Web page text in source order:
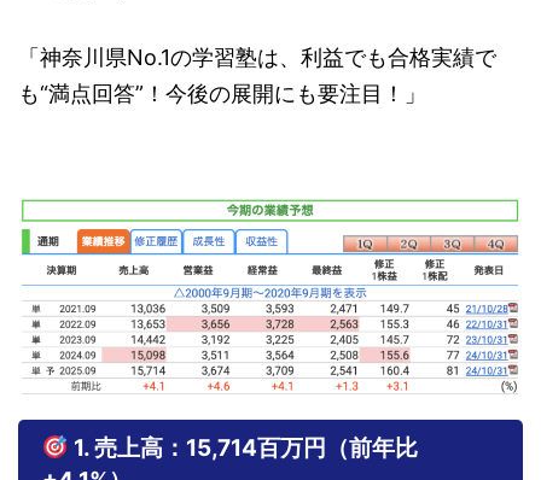
「神奈川県No.1の学習塾は、利益でも合格実績で
も“満点回答”！今後の展開にも要注目！」
1. 売上高：15,714百万円（前年比